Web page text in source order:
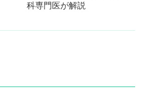
科専門医が解説